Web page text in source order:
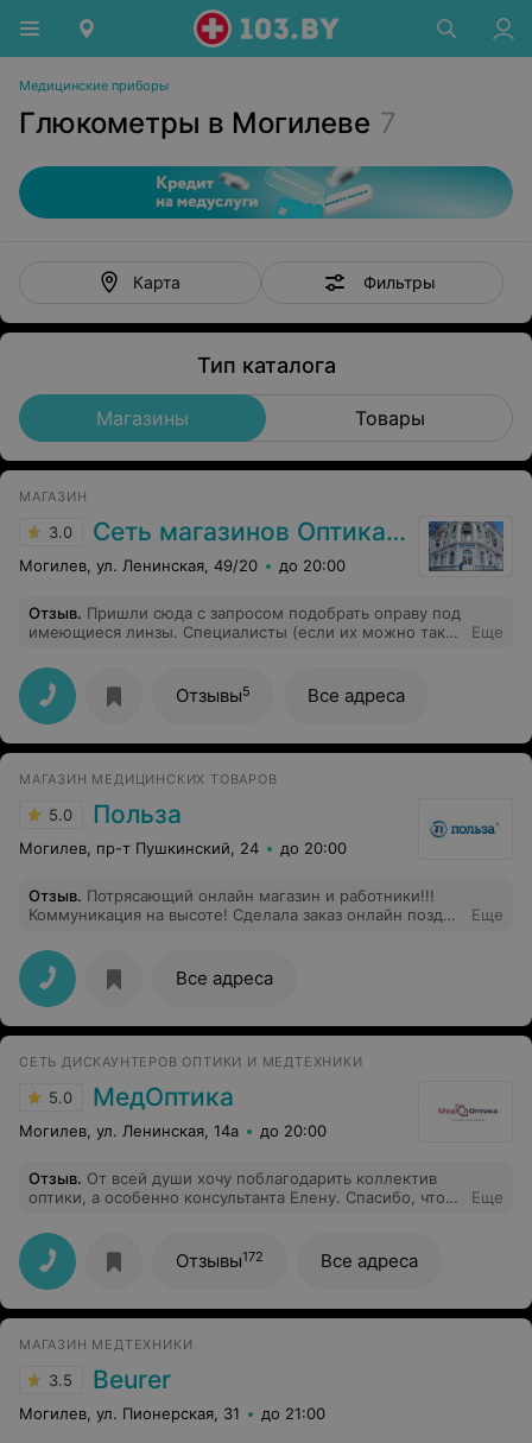
Медицинские приборы
Глюкометры в Могилеве 7
Карта Фильтры
Тип каталога
Магазины Товары
МАГАЗИН
3.0 Сеть магазинов Оптика. Медтехника
Могилев, ул. Ленинская, 49/20 до 20:00
Отзыв. Пришли сюда с запросом подобрать оправу под
имеющиеся линзы. Специалисты (если их можно так
понимаю, грубость здесь - обычное дело.Нашу же
проблему решать отказались. Ни на один вопрос мы не
получили толкового ответа. Не знаю, виной тому лень
или некомпетентность персонала. Но оно и к
лучшему. Потому что в другой оптике нам за 15 минут
поставили линзы. А сюда мы больше ни ногой.
Еще
Отзывы5 Все адреса
МАГАЗИН МЕДИЦИНСКИХ ТОВАРОВ
5.0 Польза
Могилев, пр-т Пушкинский, 24 до 20:00
Отзыв. Потрясающий онлайн магазин и работники!!!
Коммуникация на высоте! Сделала заказ онлайн поздно
будет доставлен в течение 5 часов! Качество покупки
так же обрадовало. Спасибо вам и успехов в вашем
добром деле!!
Еще
Все адреса
СЕТЬ ДИСКАУНТЕРОВ ОПТИКИ И МЕДТЕХНИКИ
5.0 МедОптика
Могилев, ул. Ленинская, 14а до 20:00
Отзыв. От всей души хочу поблагодарить коллектив
оптики, а особенно консультанта Елену. Спасибо, что
действительно новый взгляд на мир. Советую
попробовать всем у кого большой минус - не ожидала
такого эффекта, и хочу посоветовать попробовать всем
"товарищам по несчастью". Еще раз хочу
поблагодарить Елену и весь коллектив оптики на ул.
наступившем году.
Еще
Отзывы172 Все адреса
МАГАЗИН МЕДТЕХНИКИ
3.5 Beurer
Могилев, ул. Пионерская, 31 до 21:00